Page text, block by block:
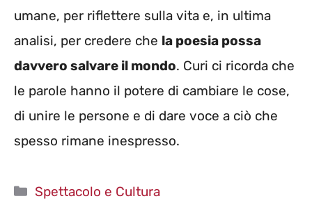
umane, per riflettere sulla vita e, in ultima
analisi, per credere che la poesia possa
davvero salvare il mondo. Curi ci ricorda che
le parole hanno il potere di cambiare le cose,
di unire le persone e di dare voce a ciò che
spesso rimane inespresso.
Categorie
Spettacolo e Cultura